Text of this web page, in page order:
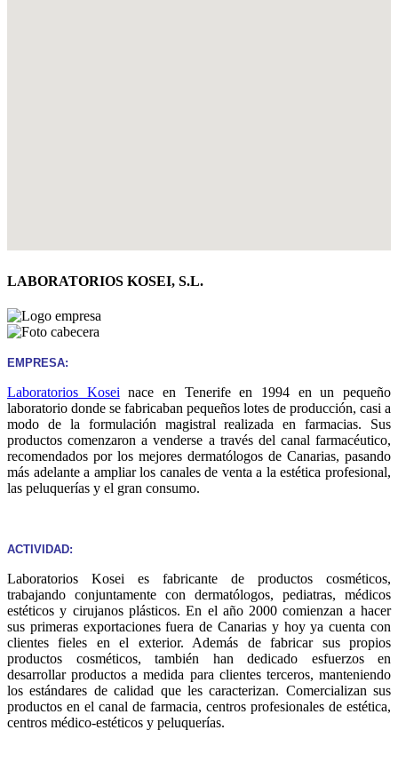
LABORATORIOS KOSEI, S.L.
EMPRESA:
Laboratorios Kosei nace en Tenerife en 1994 en un pequeño
laboratorio donde se fabricaban pequeños lotes de producción, casi a
modo de la formulación magistral realizada en farmacias. Sus
productos comenzaron a venderse a través del canal farmacéutico,
recomendados por los mejores dermatólogos de Canarias, pasando
más adelante a ampliar los canales de venta a la estética profesional,
las peluquerías y el gran consumo.
ACTIVIDAD:
Laboratorios Kosei es fabricante de productos cosméticos,
trabajando conjuntamente con dermatólogos, pediatras, médicos
estéticos y cirujanos plásticos. En el año 2000 comienzan a hacer
sus primeras exportaciones fuera de Canarias y hoy ya cuenta con
clientes fieles en el exterior. Además de fabricar sus propios
productos cosméticos, también han dedicado esfuerzos en
desarrollar productos a medida para clientes terceros, manteniendo
los estándares de calidad que les caracterizan. Comercializan sus
productos en el canal de farmacia, centros profesionales de estética,
centros médico-estéticos y peluquerías.